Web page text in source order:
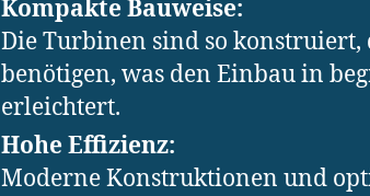
Kompakte Bauweise:
Die Turbinen sind so konstruiert,
benötigen, was den Einbau in
erleichtert.
Hohe Effizienz:
Moderne Konstruktionen und